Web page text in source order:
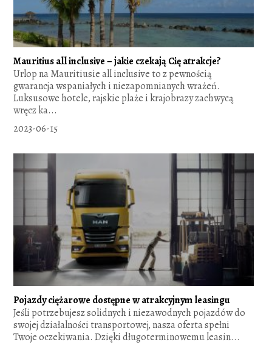
Mauritius all inclusive – jakie czekają Cię atrakcje?
Urlop na Mauritiusie all inclusive to z pewnością
gwarancja wspaniałych i niezapomnianych wrażeń.
Luksusowe hotele, rajskie plaże i krajobrazy zachwycą
wręcz ka...
2023-06-15
Pojazdy ciężarowe dostępne w atrakcyjnym leasingu
Jeśli potrzebujesz solidnych i niezawodnych pojazdów do
swojej działalności transportowej, nasza oferta spełni
Twoje oczekiwania. Dzięki długoterminowemu leasin...